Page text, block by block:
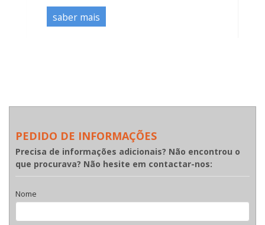
saber mais
PEDIDO DE INFORMAÇÕES
Precisa de informações adicionais? Não encontrou o
que procurava? Não hesite em contactar-nos:
Nome